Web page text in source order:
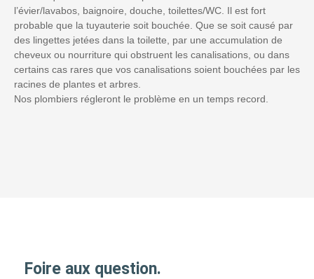
l’évier/lavabos, baignoire, douche, toilettes/WC. Il est fort
probable que la tuyauterie soit bouchée. Que se soit causé par
des lingettes jetées dans la toilette, par une accumulation de
cheveux ou nourriture qui obstruent les canalisations, ou dans
certains cas rares que vos canalisations soient bouchées par les
racines de plantes et arbres.
Nos plombiers régleront le problème en un temps record.
Foire aux question.